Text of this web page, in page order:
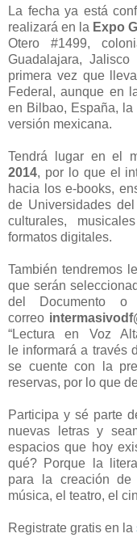
La fecha ya está
realizará en la Expo
Otero #1499,
Guadalajara,
primera vez que
Federal, aunque en
en Bilbao, España,
versión mexicana.
Tendrá lugar en el
2014, por lo que el
hacia los e-books,
de Universidades
culturales,
formatos digitales.
También tendremos
que serán
del Documento
correo
“Lectura en Voz
le informará a través
se cuente con la
reservas, por lo que
Participa y sé parte
nuevas letras y
espacios que hoy
qué? Porque la
para la creación de
música, el teatro, el
Registrate gratis en la